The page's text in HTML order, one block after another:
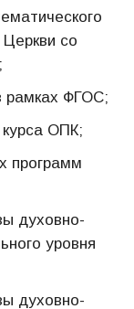
со
рамках ФГОС;
ОПК;
программ
духовно-
уровня
духовно-